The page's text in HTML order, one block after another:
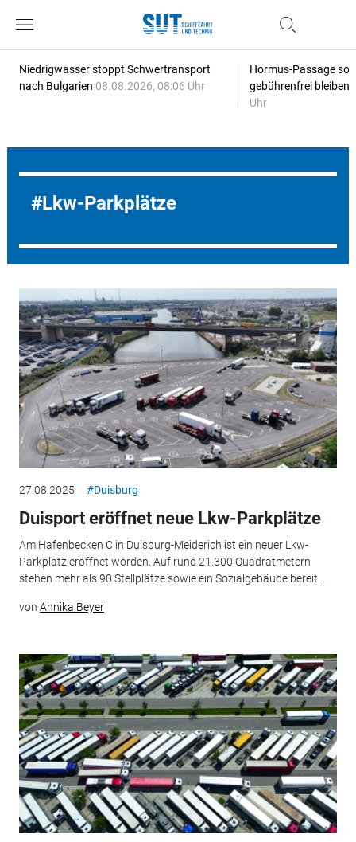
Niedrigwasser stoppt Schwertransport
nach Bulgarien 08.08.2026, 08:06 Uhr
Hormus-Passage
gebührenfrei bleiben
Uhr
Lkw-Parkplätze
27.08.2025 #Duisburg
Duisport eröffnet neue Lkw-Parkplätze
Am Hafenbecken C in Duisburg-Meiderich ist ein neuer Lkw-
Parkplatz eröffnet worden. Auf rund 21.300 Quadratmetern
stehen mehr als 90 Stellplätze sowie ein Sozialgebäude bereit...
von Annika Beyer